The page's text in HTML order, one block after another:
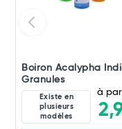
Boiron Acalypha
Granules
Existe en
plusieurs
modèles
à